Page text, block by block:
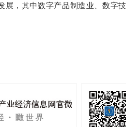
展，其中数字产品制造业、数字